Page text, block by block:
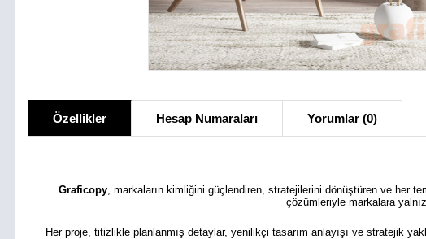
Özellikler Hesap Numaraları Yorumlar (0)
Graficopy, markaların kimliğini güçlendiren, stratejilerini dönüştüren ve her
çözümleriyle markalara
Her proje, titizlikle planlanmış detaylar, yenilikçi tasarım anlayışı ve stratejik